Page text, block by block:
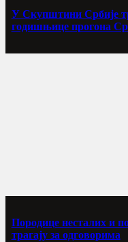
У Скупштини Србије
годишњице прогона
Породице несталих и
трагају за одговорима